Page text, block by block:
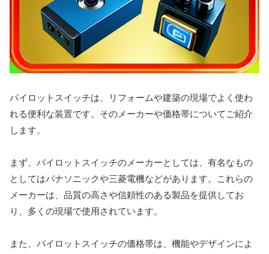
パイロットスイッチは、リフォームや建築の現場でよく使わ
れる便利な装置です。そのメーカーや価格帯についてご紹介
します。
まず、パイロットスイッチのメーカーとしては、有名なもの
としてはパナソニックや三菱電機などがあります。これらの
メーカーは、品質の高さや信頼性のある製品を提供してお
り、多くの現場で使用されています。
また、パイロットスイッチの価格帯は、機能やデザインによ